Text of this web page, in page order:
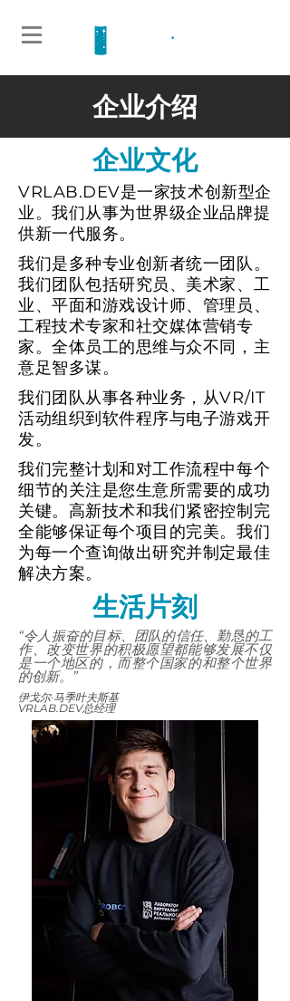
企业介绍
企业文化
VRLAB.DEV是一家技术创新型企
业。我们从事为世界级企业品牌提
供新一代服务。
我们是多种专业创新者统一团队。
我们团队包括研究员、美术家、工
业、平面和游戏设计师、管理员、
工程技术专家和社交媒体营销专
家。全体员工的思维与众不同，主
意足智多谋。
我们团队从事各种业务，从VR/IT
活动组织到软件程序与电子游戏开
发。
我们完整计划和对工作流程中每个
细节的关注是您生意所需要的成功
关键。高新技术和我们紧密控制完
全能够保证每个项目的完美。我们
为每一个查询做出研究并制定最佳
解决方案。
生活片刻
“令人振奋的目标、团队的信任、勤恳的工
作、改变世界的积极愿望都能够发展不仅
是一个地区的，而整个国家的和整个世界
的创新。”
伊戈尔·马季叶夫斯基
VRLAB.DEV总经理